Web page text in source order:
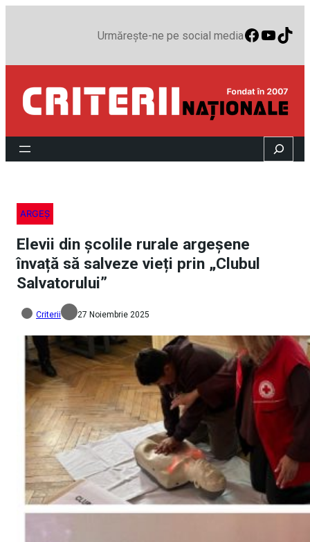
Urmărește-ne pe social media
Search
ARGEȘ
Elevii din școlile rurale argeșene
învață să salveze vieți prin „Clubul
Salvatorului”
Criterii 27 Noiembrie 2025